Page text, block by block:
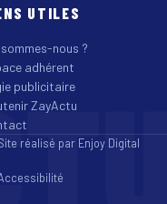
UTILES
sommes-nous ?
adhérent
publicitaire
ZayActu
réalisé par Enjoy Digital